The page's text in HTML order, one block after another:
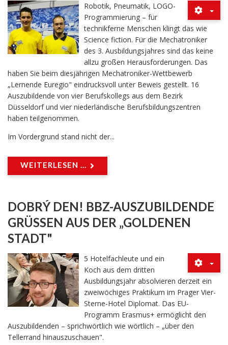
Robotik, Pneumatik, LOGO-
Programmierung – für
technikferne Menschen klingt das wie
Science fiction. Für die Mechatroniker
des 3. Ausbildungsjahres sind das keine
allzu großen Herausforderungen. Das
haben Sie beim diesjährigen Mechatroniker-Wettbewerb
„Lernende Euregio" eindrucksvoll unter Beweis gestellt. 16
Auszubildende von vier Berufskollegs aus dem Bezirk
Düsseldorf und vier niederländische Berufsbildungszentren
haben teilgenommen.
Im Vordergrund stand nicht der...
WEITERLESEN ...
DOBRÝ DEN! BBZ-AUSZUBILDENDE
GRÜSSEN AUS DER „GOLDENEN S
TADT"
5 Hotelfachleute und ein
Koch aus dem dritten
Ausbildungsjahr absolvieren derzeit ein
zweiwöchiges Praktikum im Prager Vier-
Sterne-Hotel Diplomat. Das EU-
Programm Erasmus+ ermöglicht den
Auszubildenden – sprichwörtlich wie wörtlich – „über den
Tellerrand hinauszuschauen".